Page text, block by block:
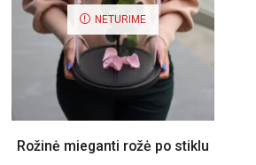
NETURIME
Rožinė mieganti rožė po stiklu